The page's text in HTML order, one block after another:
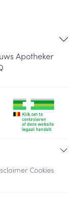
Apotheker
Cookies